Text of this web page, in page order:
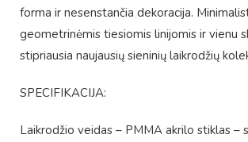
forma ir nesenstančia dekoracija.
geometrinėmis tiesiomis linijomis ir vienu
stipriausia naujausių sieninių laikrodžių
SPECIFIKACIJA:
Laikrodžio veidas – PMMA akrilo stiklas –